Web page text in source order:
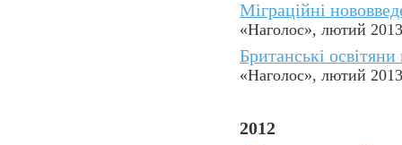
Міграційні
«Наголос», лютий
Британські
«Наголос», лютий
2012